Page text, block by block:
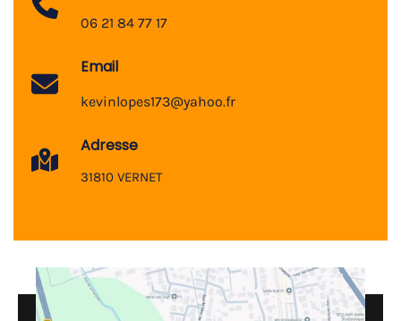
06 21 84 77 17
Email
kevinlopes173@yahoo.fr
Adresse
31810 VERNET